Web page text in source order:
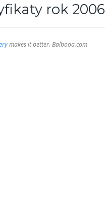
rok 2006
makes it better. Balbooa.com